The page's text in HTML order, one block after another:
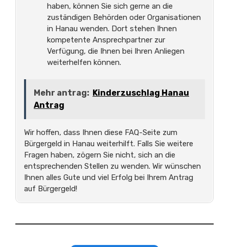
haben, können Sie sich gerne an die
zuständigen Behörden oder Organisationen
in Hanau wenden. Dort stehen Ihnen
kompetente Ansprechpartner zur
Verfügung, die Ihnen bei Ihren Anliegen
weiterhelfen können.
Mehr antrag: Kinderzuschlag Hanau
Antrag
Wir hoffen, dass Ihnen diese FAQ-Seite zum
Bürgergeld in Hanau weiterhilft. Falls Sie weitere
Fragen haben, zögern Sie nicht, sich an die
entsprechenden Stellen zu wenden. Wir wünschen
Ihnen alles Gute und viel Erfolg bei Ihrem Antrag
auf Bürgergeld!